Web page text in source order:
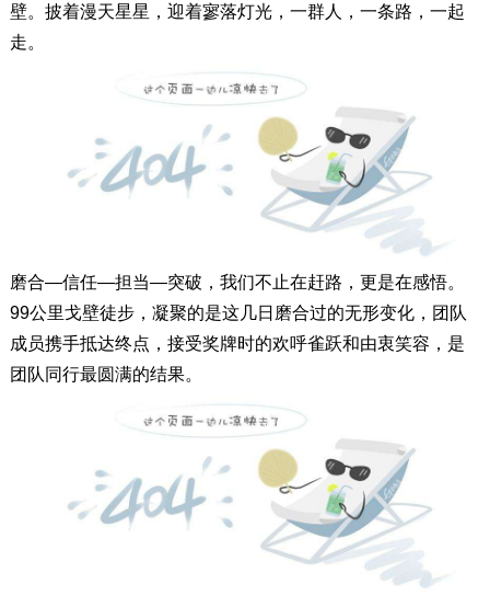
壁。披着漫天星星，迎着寥落灯光，一群人，一条路，一起
走。
磨合—信任—担当—突破，我们不止在赶路，更是在感悟。
99公里戈壁徒步，凝聚的是这几日磨合过的无形变化，团队
成员携手抵达终点，接受奖牌时的欢呼雀跃和由衷笑容，是
团队同行最圆满的结果。